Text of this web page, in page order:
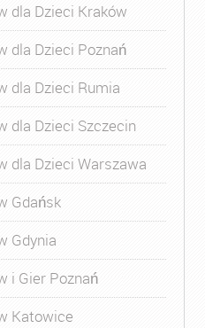
dla Dzieci Kraków
dla Dzieci Poznań
dla Dzieci Rumia
dla Dzieci Szczecin
dla Dzieci Warszawa
Gdańsk
Gdynia
i Gier Poznań
Katowice